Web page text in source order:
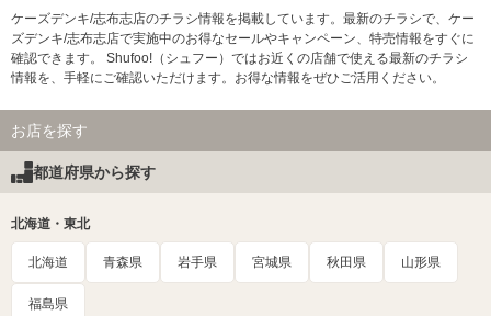
ケーズデンキ/志布志店のチラシ情報を掲載しています。最新のチラシで、ケー
ズデンキ/志布志店で実施中のお得なセールやキャンペーン、特売情報をすぐに
確認できます。 Shufoo!（シュフー）ではお近くの店舗で使える最新のチラシ
情報を、手軽にご確認いただけます。お得な情報をぜひご活用ください。
お店を探す
都道府県から探す
北海道・東北
北海道 青森県 岩手県 宮城県 秋田県 山形県
福島県